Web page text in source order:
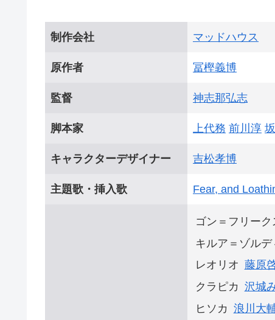
制作会社 マッドハウス
原作者 冨樫義博
監督 神志那弘志
脚本家 上代務 前川淳
キャラクターデザイナー 吉松孝博
主題歌・挿入歌 Fear, and
ゴン＝フリーク
キルア＝ゾルデ
レオリオ 藤原
クラピカ 沢城
ヒソカ 浪川大